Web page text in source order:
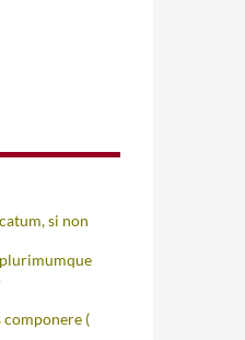
si non
componere (